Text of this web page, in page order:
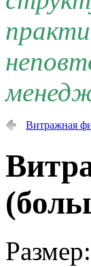
Витражная